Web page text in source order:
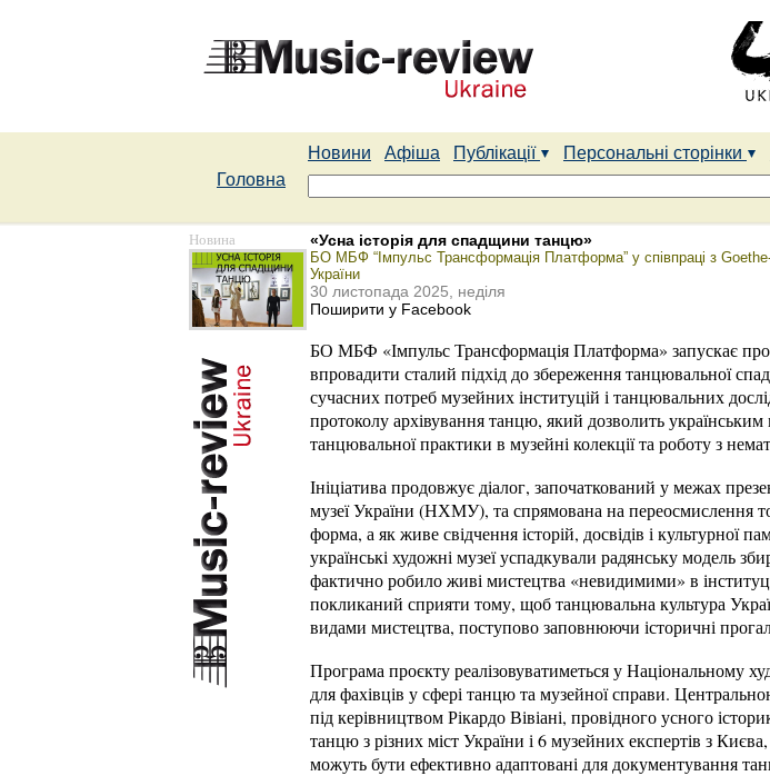
Новини Афіша Публікації Персональні сторінки
Головна
Новина «Усна історія для спадщини танцю»
БО МБФ “Імпульс Трансформація Платформа” у співпраці з
України
30 листопада 2025, неділя
Поширити у Facebook
БО МБФ «Імпульс Трансформація Платформа» запускає
впровадити сталий підхід до збереження танцювальної
сучасних потреб музейних інституцій і танцювальних
протоколу архівування танцю, який дозволить українським
танцювальної практики в музейні колекції та роботу з
Ініціатива продовжує діалог, започаткований у межах
музеї України (НХМУ), та спрямована на переосмислення
форма, а як живе свідчення історій, досвідів і культурної
українські художні музеї успадкували радянську модель
фактично робило живі мистецтва «невидимими» в
покликаний сприяти тому, щоб танцювальна культура
видами мистецтва, поступово заповнюючи історичні
Програма проєкту реалізовуватиметься у Національному
для фахівців у сфері танцю та музейної справи.
під керівництвом Рікардо Вівіані, провідного усного
танцю з різних міст України і 6 музейних експертів з
можуть бути ефективно адаптовані для документування